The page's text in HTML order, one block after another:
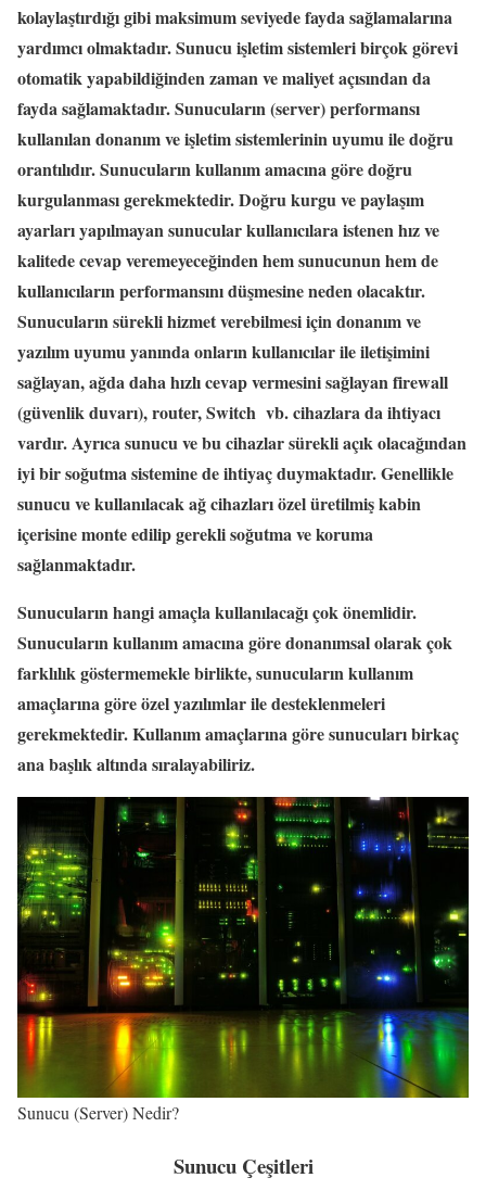
kolaylaştırdığı gibi maksimum seviyede fayda sağlamalarına
yardımcı olmaktadır. Sunucu işletim sistemleri birçok görevi
otomatik yapabildiğinden zaman ve maliyet açısından da
fayda sağlamaktadır. Sunucuların (server) performansı
kullanılan donanım ve işletim sistemlerinin uyumu ile doğru
orantılıdır. Sunucuların kullanım amacına göre doğru
kurgulanması gerekmektedir. Doğru kurgu ve paylaşım
ayarları yapılmayan sunucular kullanıcılara istenen hız ve
kalitede cevap veremeyeceğinden hem sunucunun hem de
kullanıcıların performansını düşmesine neden olacaktır.
Sunucuların sürekli hizmet verebilmesi için donanım ve
yazılım uyumu yanında onların kullanıcılar ile iletişimini
sağlayan, ağda daha hızlı cevap vermesini sağlayan firewall
(güvenlik duvarı), router, Switch vb. cihazlara da ihtiyacı
vardır. Ayrıca sunucu ve bu cihazlar sürekli açık olacağından
iyi bir soğutma sistemine de ihtiyaç duymaktadır. Genellikle
sunucu ve kullanılacak ağ cihazları özel üretilmiş kabin
içerisine monte edilip gerekli soğutma ve koruma
sağlanmaktadır.
Sunucuların hangi amaçla kullanılacağı çok önemlidir.
Sunucuların kullanım amacına göre donanımsal olarak çok
farklılık göstermemekle birlikte, sunucuların kullanım
amaçlarına göre özel yazılımlar ile desteklenmeleri
gerekmektedir. Kullanım amaçlarına göre sunucuları birkaç
ana başlık altında sıralayabiliriz.
Sunucu (Server) Nedir?
Sunucu Çeşitleri